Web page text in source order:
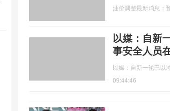
油价调整最新消息：
以媒：自新
事安全人员
以媒：自新一轮巴以
09:44:46